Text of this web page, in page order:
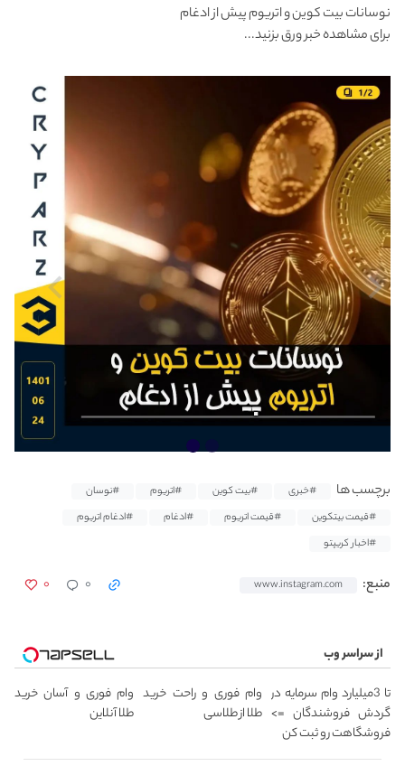
نوسانات بیت کوین و اتریوم پیش از ادغام
برای مشاهده خبر ورق بزنید...
برچسب ها #خبری #بیت کوین #اتریوم
#نوسان
#قیمت بیتکوین
#قیمت اتریوم #ادغام
#ادغام اتریوم
#اخبار کریپتو
منبع: www.instagram.com ۰ ۰
از سراسر وب
تا 3میلیارد وام سرمایه در
گردش فروشندگان =>
فروشگاهت رو ثبت کن
وام فوری و راحت خرید
طلا از طلاسی
وام فوری و آسان خرید
طلا آنلاین